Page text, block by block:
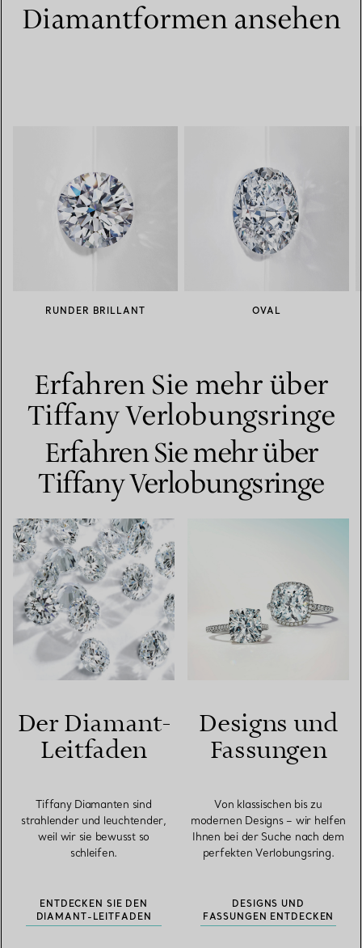
Diamantformen ansehen
RUNDER BRILLANT OVAL
Erfahren Sie mehr über
Tiffany Verlobungsringe
Erfahren Sie mehr über
Tiffany Verlobungsringe
Der Diamant-
Leitfaden
Tiffany Diamanten sind
strahlender und leuchtender,
weil wir sie bewusst so
schleifen.
ENTDECKEN SIE DEN
DIAMANT-LEITFADEN
Designs und
Fassungen
Von klassischen bis zu
modernen Designs – wir helfen
Ihnen bei der Suche nach dem
perfekten Verlobungsring.
DESIGNS UND
FASSUNGEN ENTDECKEN